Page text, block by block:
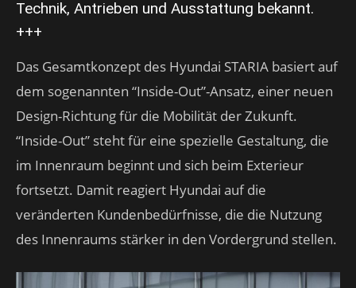
Technik, Antrieben und Ausstattung bekannt.
+++
Das Gesamtkonzept des Hyundai STARIA basiert auf
dem sogenannten “Inside-Out”-Ansatz, einer neuen
Design-Richtung für die Mobilität der Zukunft.
“Inside-Out” steht für eine spezielle Gestaltung, die
im Innenraum beginnt und sich beim Exterieur
fortsetzt. Damit reagiert Hyundai auf die
veränderten Kundenbedürfnisse, die die Nutzung
des Innenraums stärker in den Vordergrund stellen.